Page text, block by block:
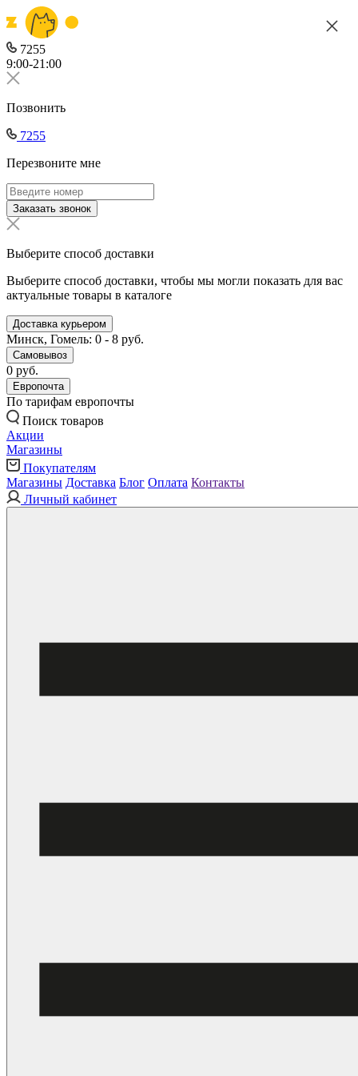
7255
9:00-21:00
Позвонить
7255
Перезвоните мне
Заказать звонок
Выберите способ доставки
Выберите способ доставки, чтобы мы могли показать для вас
актуальные товары в каталоге
Доставка курьером
Минск, Гомель: 0 - 8 руб.
Самовывоз
0 руб.
Европочта
По тарифам европочты
Поиск товаров
Акции
Магазины
Покупателям
Магазины Доставка Блог Оплата Контакты
Личный кабинет